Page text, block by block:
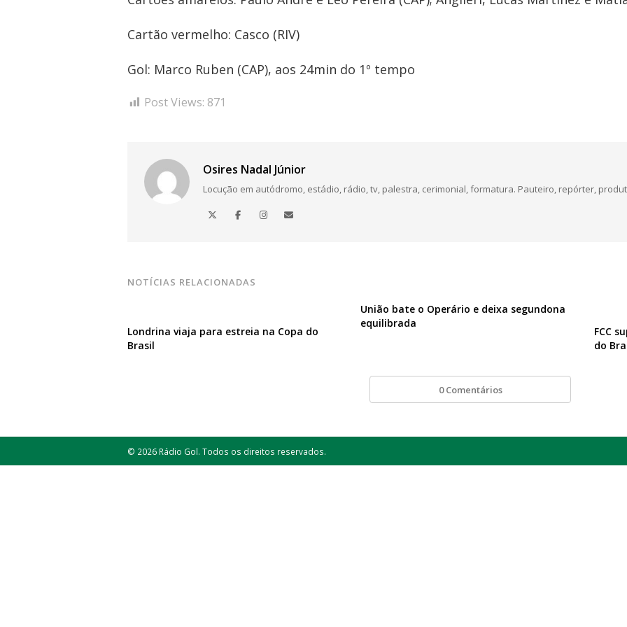
Cartão vermelho: Casco (RIV)
Gol: Marco Ruben (CAP), aos 24min do 1º tempo
Post Views: 871
Osires Nadal Júnior
Locução em autódromo, estádio, rádio, tv, palestra, cerimonial, formatura. Pauteiro, repórter,
NOTÍCIAS RELACIONADAS
Londrina viaja para estreia na Copa do
Brasil
União bate o Operário e deixa segundona
equilibrada
FCC
do
0 Comentários
© 2026 Rádio Gol. Todos os direitos reservados.